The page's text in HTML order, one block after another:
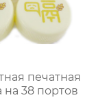
печатная
на 38 портов